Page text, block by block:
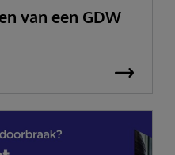
van een GDW